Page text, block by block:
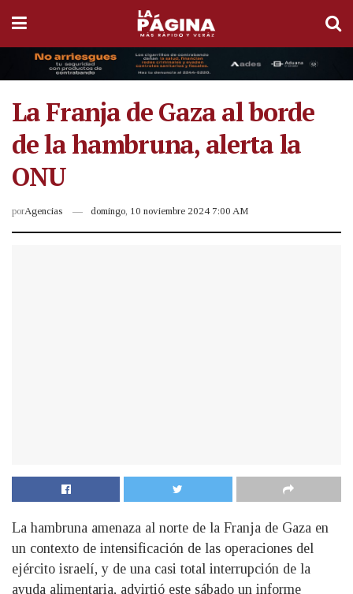
La Franja de Gaza al borde
de la hambruna, alerta la
ONU
porAgencias domingo, 10 noviembre 2024 7:00 AM
La hambruna amenaza al norte de la Franja de Gaza en
un contexto de intensificación de las operaciones del
ejército israelí, y de una casi total interrupción de la
ayuda alimentaria, advirtió este sábado un informe